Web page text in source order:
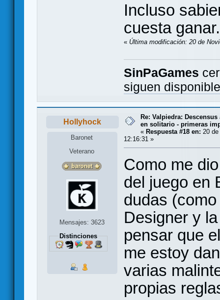
Incluso
cuesta ganar.
« Última modificación: 20 de
SinPaGames
siguen
Hollyhock
Baronet
Veterano
Mensajes: 3623
Distinciones
Re: Valpiedra:
en solitario - primeras
« Respuesta #18 en: 20
12:16:31 »
Como me
del juego en
dudas
Designer y
pensar que
me estoy
varias
propias